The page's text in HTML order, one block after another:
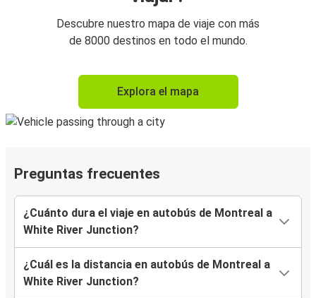
Descubre nuestro mapa de viaje con más
de 8000 destinos en todo el mundo.
Explora el mapa
Preguntas frecuentes
¿Cuánto dura el viaje en autobús de Montreal a
White River Junction?
¿Cuál es la distancia en autobús de Montreal a
White River Junction?